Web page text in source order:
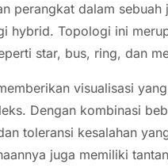
perangkat dalam
hybrid. Topologi ini
star, bus, ring, dan
visualisasi
Dengan kombinasi
toleransi kesalahan
juga memiliki